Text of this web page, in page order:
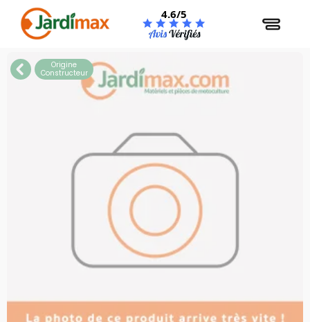
4.6/5
Origine
Constructeur
Panneau de gestion des cookies